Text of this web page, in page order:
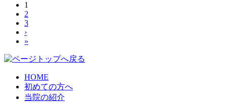
1
2
3
›
»
HOME
初めての方へ
当院の紹介